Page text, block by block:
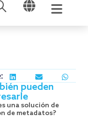
ABRIR ABRIR
pueden
una solución de
de metadatos?